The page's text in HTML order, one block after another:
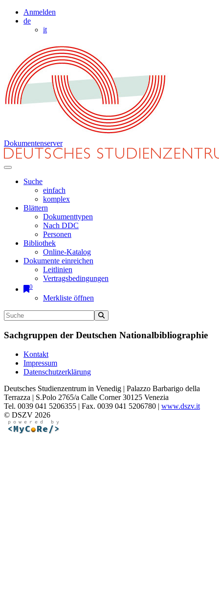
Anmelden
de
it
Dokumentenserver
Suche
einfach
komplex
Blättern
Dokumenttypen
Nach DDC
Personen
Bibliothek
Online-Katalog
Dokumente einreichen
Leitlinien
Vertragsbedingungen
0
Merkliste öffnen
Sachgruppen der Deutschen Nationalbibliographie
Kontakt
Impressum
Datenschutzerklärung
Deutsches Studienzentrum in Venedig | Palazzo Barbarigo della
Terrazza | S.Polo 2765/a Calle Corner 30125 Venezia
Tel. 0039 041 5206355 | Fax. 0039 041 5206780 | www.dszv.it
© DSZV 2026